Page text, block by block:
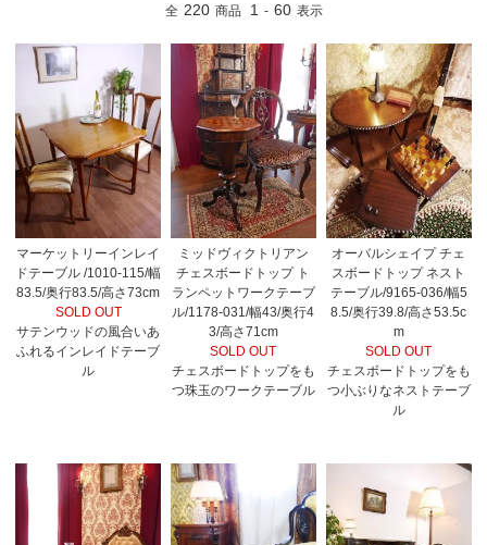
全 220 商品 1 - 60 表示
マーケットリーインレイ
ドテーブル /1010-115/幅
83.5/奥行83.5/高さ73cm
SOLD OUT
サテンウッドの風合いあ
ふれるインレイドテーブ
ル
ミッドヴィクトリアン
チェスボードトップ ト
ランペットワークテーブ
ル/1178-031/幅43/奥行4
3/高さ71cm
SOLD OUT
チェスボードトップをも
つ珠玉のワークテーブル
オーバルシェイプ チェ
スボードトップ ネスト
テーブル/9165-036/幅5
8.5/奥行39.8/高さ53.5c
m
SOLD OUT
チェスボードトップをも
つ小ぶりなネストテーブ
ル